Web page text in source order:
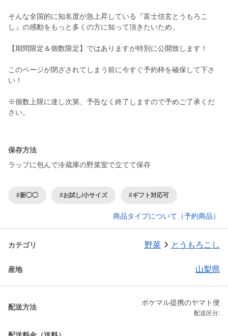
そんな全国的に知名度が急上昇している『富士信玄とうもろこ
し』の感動をもっと多くの方に知って頂きたいため、
【期間限定＆個数限定】ではありますが特別に公開致します！
このページが閉ざされてしまう前に今すぐ予約枠を確保して下さ
い！
※個数上限に達し次第、予告なく終了しますので予めご了承くだ
さい。
保存方法
ラップに包んで冷蔵庫の野菜室で立てて保存
#新◯◯ #お試し/小サイズ #ギフト対応可
商品タイプについて（予約商品）
カテゴリ 野菜 とうもろこし
産地 山梨県
配送方法
ポケマル提携のヤマト便
配送区分: